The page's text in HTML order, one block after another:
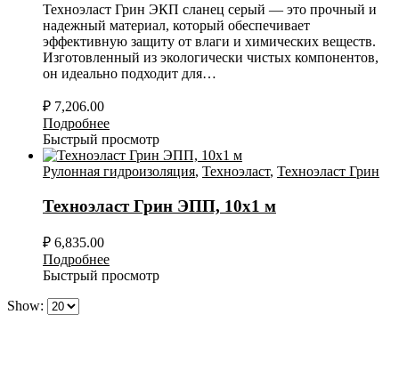
Техноэласт Грин ЭКП сланец серый — это прочный и
надежный материал, который обеспечивает
эффективную защиту от влаги и химических веществ.
Изготовленный из экологически чистых компонентов,
он идеально подходит для…
₽ 7,206.00
Подробнее
Быстрый просмотр
Рулонная гидроизоляция, Техноэласт, Техноэласт Грин
Техноэласт Грин ЭПП, 10х1 м
₽ 6,835.00
Подробнее
Быстрый просмотр
Show: